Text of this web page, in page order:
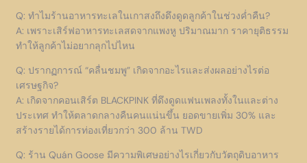
Q: ทำไมร้านอาหารทะเลในเกาสงถึงดึงดูดลูกค้าในช่วงค่ำคืน?
A: เพราะเสิร์ฟอาหารทะเลสดจากแพงหู ปริมาณมาก ราคายุติธรรม
ทำให้ลูกค้าไม่อยากลุกไปไหน
Q: ปรากฏการณ์ “คลื่นชมพู” เกิดจากอะไรและส่งผลอย่างไรต่อ
เศรษฐกิจ?
A: เกิดจากคอนเสิร์ต BLACKPINK ที่ดึงดูดแฟนเพลงทั้งในและต่าง
ประเทศ ทำให้ตลาดกลางคืนคนแน่นขึ้น ยอดขายเพิ่ม 30% และ
สร้างรายได้การท่องเที่ยวกว่า 300 ล้าน TWD
Q: ร้าน Quán Goose มีความพิเศษอย่างไรเกี่ยวกับวัตถุดิบอาหาร